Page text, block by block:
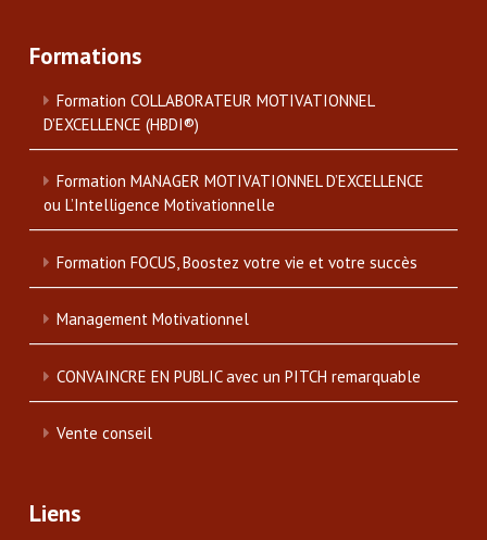
Formations
Formation COLLABORATEUR MOTIVATIONNEL
D’EXCELLENCE (HBDI®)
Formation MANAGER MOTIVATIONNEL D’EXCELLENCE
ou L’Intelligence Motivationnelle
Formation FOCUS, Boostez votre vie et votre succès
Management Motivationnel
CONVAINCRE EN PUBLIC avec un PITCH remarquable
Vente conseil
Liens